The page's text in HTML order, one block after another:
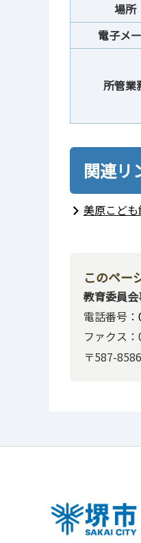
場所
電子メ
所管業
関連リ
美原こど
このペー
教育委員
電話番号：
ファクス
〒587-